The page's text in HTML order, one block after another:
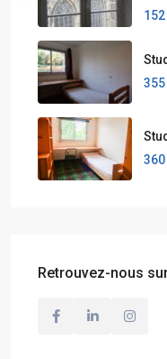
355
360
Retrouvez-nous